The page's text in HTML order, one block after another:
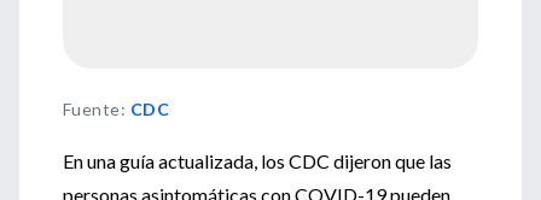
Fuente: CDC
En una guía actualizada, los CDC dijeron que las
personas asintomáticas con COVID-19 pueden